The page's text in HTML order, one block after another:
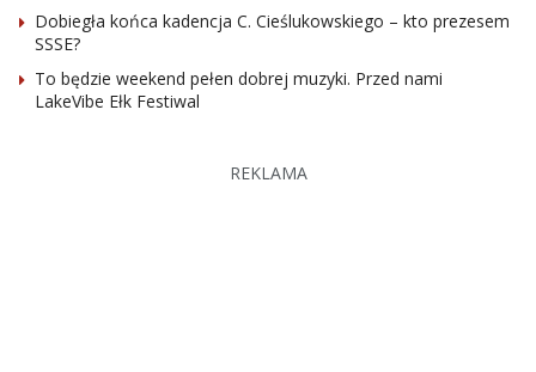
Dobiegła końca kadencja C. Cieślukowskiego – kto prezesem
SSSE?
To będzie weekend pełen dobrej muzyki. Przed nami
LakeVibe Ełk Festiwal
REKLAMA